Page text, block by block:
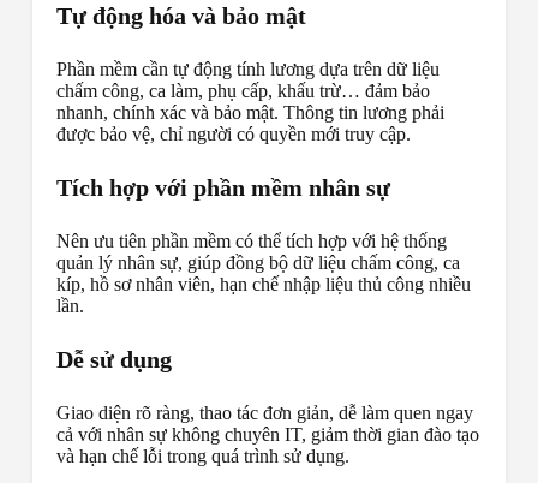
Tự động hóa và bảo mật
Phần mềm cần tự động tính lương dựa trên dữ liệu
chấm công, ca làm, phụ cấp, khấu trừ… đảm bảo
nhanh, chính xác và bảo mật. Thông tin lương phải
được bảo vệ, chỉ người có quyền mới truy cập.
Tích hợp với phần mềm nhân sự
Nên ưu tiên phần mềm có thể tích hợp với hệ thống
quản lý nhân sự, giúp đồng bộ dữ liệu chấm công, ca
kíp, hồ sơ nhân viên, hạn chế nhập liệu thủ công nhiều
lần.
Dễ sử dụng
Giao diện rõ ràng, thao tác đơn giản, dễ làm quen ngay
cả với nhân sự không chuyên IT, giảm thời gian đào tạo
và hạn chế lỗi trong quá trình sử dụng.